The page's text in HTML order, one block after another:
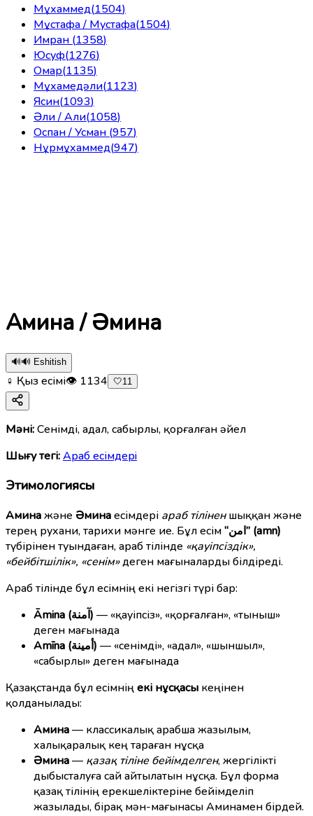
Мұхаммед(1504)
Мұстафа / Мустафа(1504)
Имран (1358)
Юсуф(1276)
Омар(1135)
Мұхамедәли(1123)
Ясин(1093)
Әли / Али(1058)
Оспан / Усман (957)
Нұрмұхаммед(947)
Амина / Әмина
🔊🔊 Eshitish
♀ Қыз есімі👁 1134 🤍11
Мәні:Сенімді, адал, сабырлы, қорғалған әйел
Шығу тегі:Араб есімдерi
Этимологиясы
Аминажәне Әминаесімдері араб тіліненшыққан және
терең рухани, тарихи мәнге ие. Бұл есім
“امن” (amn)
түбірінен туындаған, араб тілінде «қауіпсіздік»,
«бейбітшілік», «сенім»деген мағыналарды білдіреді.
Араб тілінде бұл есімнің екі негізгі түрі бар:
Āmina (آمنة) — «қауіпсіз», «қорғалған», «тыныш»
деген мағынада
Amīna (أمينة) — «сенімді», «адал», «шыншыл»,
«сабырлы» деген мағынада
Қазақстанда бұл есімніңекі нұсқасы кеңінен
қолданылады:
Амина— классикалық арабша жазылым,
халықаралық кең тараған нұсқа
Әмина— қазақ тіліне бейімделген, жергілікті
дыбысталуға сай айтылатын нұсқа. Бұл форма
қазақ тілінің ерекшеліктеріне бейімделіп
жазылады, бірақ мән-мағынасы Аминамен бірдей.